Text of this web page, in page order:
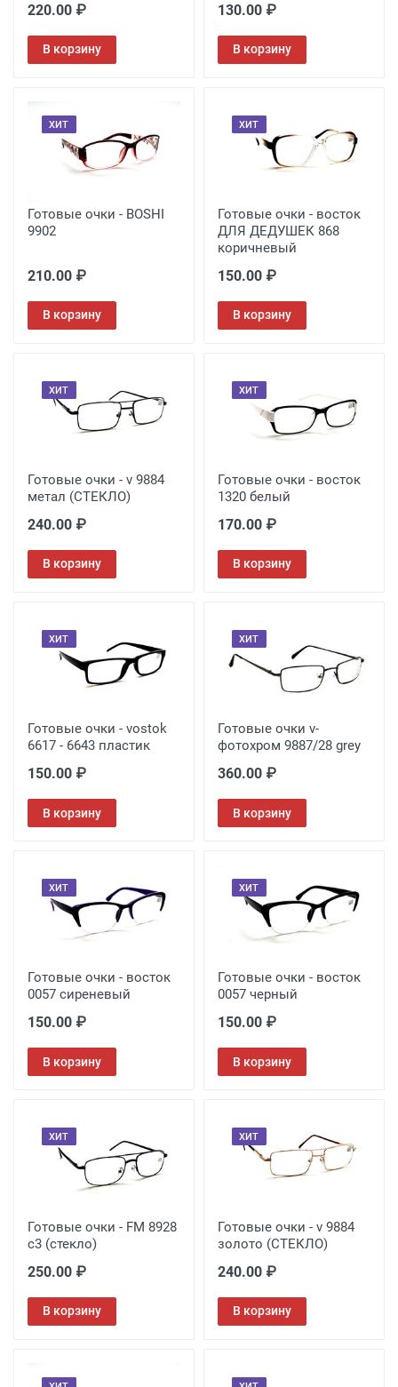
220.00 ₽
В корзину
130.00 ₽
В корзину
ХИТ
Готовые очки - BOSHI
9902
210.00 ₽
В корзину
ХИТ
Готовые очки - восток
ДЛЯ ДЕДУШЕК 868
коричневый
150.00 ₽
В корзину
ХИТ
Готовые очки - v 9884
метал (СТЕКЛО)
240.00 ₽
В корзину
ХИТ
Готовые очки - восток
1320 белый
170.00 ₽
В корзину
ХИТ
Готовые очки - vostok
6617 - 6643 пластик
150.00 ₽
В корзину
ХИТ
Готовые очки v-
фотохром 9887/28 grey
360.00 ₽
В корзину
ХИТ
Готовые очки - восток
0057 сиреневый
150.00 ₽
В корзину
ХИТ
Готовые очки - восток
0057 черный
150.00 ₽
В корзину
ХИТ
Готовые очки - FM 8928
с3 (стекло)
250.00 ₽
В корзину
ХИТ
Готовые очки - v 9884
золото (СТЕКЛО)
240.00 ₽
В корзину